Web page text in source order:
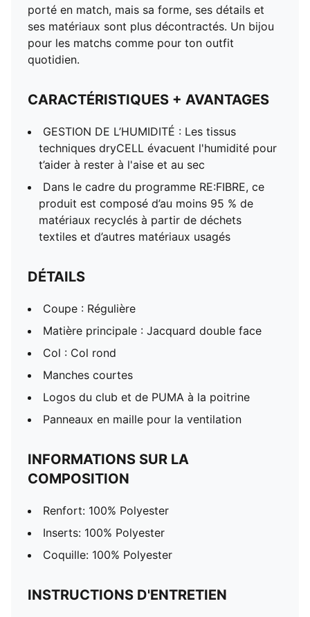
porté en match, mais sa forme, ses détails et
ses matériaux sont plus décontractés. Un bijou
pour les matchs comme pour ton outfit
quotidien.
CARACTÉRISTIQUES + AVANTAGES
GESTION DE L’HUMIDITÉ : Les tissus
techniques dryCELL évacuent l'humidité pour
t’aider à rester à l'aise et au sec
Dans le cadre du programme RE:FIBRE, ce
produit est composé d’au moins 95 % de
matériaux recyclés à partir de déchets
textiles et d’autres matériaux usagés
DÉTAILS
Coupe : Régulière
Matière principale : Jacquard double face
Col : Col rond
Manches courtes
Logos du club et de PUMA à la poitrine
Panneaux en maille pour la ventilation
INFORMATIONS SUR LA
COMPOSITION
Renfort: 100% Polyester
Inserts: 100% Polyester
Coquille: 100% Polyester
INSTRUCTIONS D'ENTRETIEN